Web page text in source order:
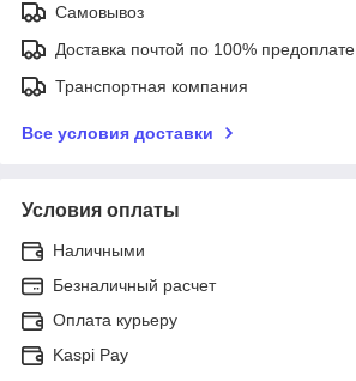
Самовывоз
Доставка почтой по 100% предоплате
Транспортная компания
Все условия доставки
Условия оплаты
Наличными
Безналичный расчет
Оплата курьеру
Kaspi Pay